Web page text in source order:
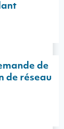
de
de réseau